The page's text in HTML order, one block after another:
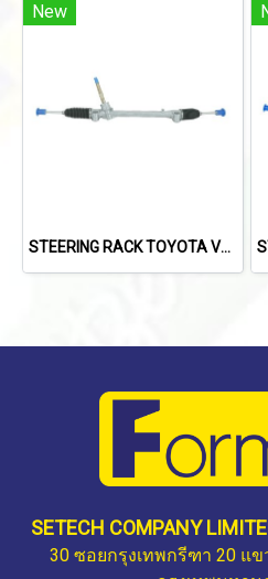
New
STEERING RACK TOYOTA VELOZ / AVANZA 2023
SETECH COMPANY
30 ซอยกรุงเทพกรีฑา 20 แ